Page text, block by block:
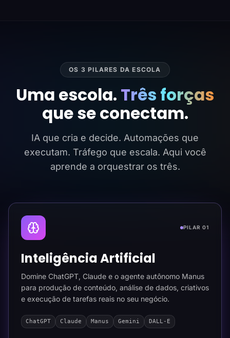
OS 3 PILARES DA ESCOLA
Uma escola. Três forças
que se conectam.
IA que cria e decide. Automações que
executam. Tráfego que escala. Aqui você
aprende a orquestrar os três.
PILAR 01
Inteligência Artificial
Domine ChatGPT, Claude e o agente autônomo Manus
para produção de conteúdo, análise de dados, criativos
e execução de tarefas reais no seu negócio.
ChatGPT Claude Manus Gemini DALL-E